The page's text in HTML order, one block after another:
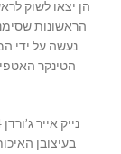
הראשונות
הטינקר
בעיצובן